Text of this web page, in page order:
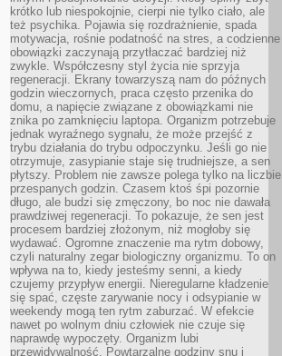
krótko lub niespokojnie, cierpi nie tylko ciało, ale
też psychika. Pojawia się rozdrażnienie, spada
motywacja, rośnie podatność na stres, a codzienne
obowiązki zaczynają przytłaczać bardziej niż
zwykle. Współczesny styl życia nie sprzyja
regeneracji. Ekrany towarzyszą nam do późnych
godzin wieczornych, praca często przenika do
domu, a napięcie związane z obowiązkami nie
znika po zamknięciu laptopa. Organizm potrzebuje
jednak wyraźnego sygnału, że może przejść z
trybu działania do trybu odpoczynku. Jeśli go nie
otrzymuje, zasypianie staje się trudniejsze, a sen
płytszy. Problem nie zawsze polega tylko na liczbie
przespanych godzin. Czasem ktoś śpi pozornie
długo, ale budzi się zmęczony, bo noc nie dawała
prawdziwej regeneracji. To pokazuje, że sen jest
procesem bardziej złożonym, niż mogłoby się
wydawać. Ogromne znaczenie ma rytm dobowy,
czyli naturalny zegar biologiczny organizmu. To on
wpływa na to, kiedy jesteśmy senni, a kiedy
czujemy przypływ energii. Nieregularne kładzenie
się spać, częste zarywanie nocy i odsypianie w
weekendy mogą ten rytm zaburzać. W efekcie
nawet po wolnym dniu człowiek nie czuje się
naprawdę wypoczęty. Organizm lubi
przewidywalność. Powtarzalne godziny snu i